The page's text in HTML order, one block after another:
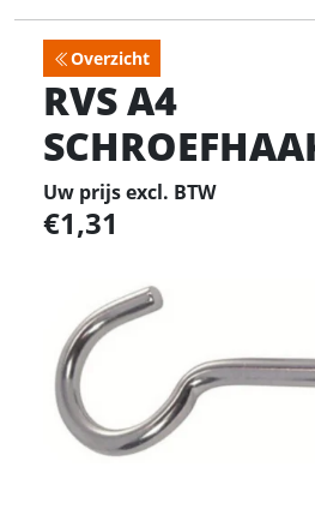
Overzicht
RVS A4
Uw prijs excl. BTW
1,31